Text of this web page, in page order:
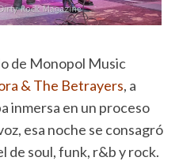
de Monopol Music
& The Betrayers, a
inmersa en un proceso
esa noche se consagró
de soul, funk, r&b y rock.